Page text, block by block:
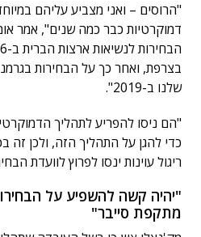
"הרוסים – ואני מצביע עליהם
דמוקרטיות כבר כמה שנים", אמר
בצרפת, ואחר כך על הבחירות
שלנו ב-2019".
"הם ניסו להפריע לתהליך
כדי להגן על התהליך הזה, ולכן זה
ריגול עוינות ינסו לפרוץ לוועדת
"יהיה קשה להשפיע על
מתקפת סייבר"